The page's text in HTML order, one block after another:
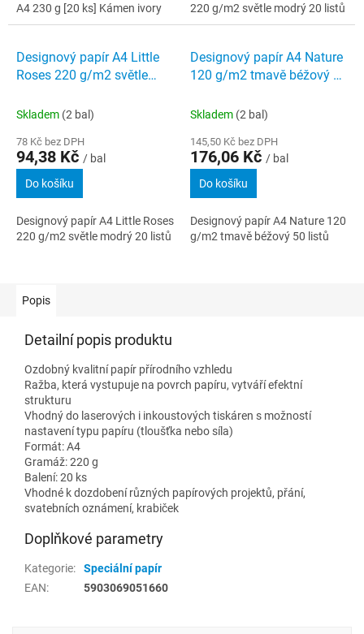
A4 230 g [20 ks] Kámen ivory
220 g/m2 světle modrý 20 listů
Designový papír A4 Little
Roses 220 g/m2 světle
Skladem (2 bal)
78 Kč bez DPH
94,38 Kč / bal
Do košíku
Designový papír A4 Little Roses
220 g/m2 světle modrý 20 listů
Designový papír A4 Nature
120 g/m2 tmavě béžový 50
Skladem (2 bal)
145,50 Kč bez DPH
176,06 Kč / bal
Do košíku
Designový papír A4 Nature 120
g/m2 tmavě béžový 50 listů
Popis
Detailní popis produktu
Ozdobný kvalitní papír přírodního vzhledu
Ražba, která vystupuje na povrch papíru, vytváří efektní
strukturu
Vhodný do laserových i inkoustových tiskáren s možností
nastavení typu papíru (tloušťka nebo síla)
Formát: A4
Gramáž: 220 g
Balení: 20 ks
Vhodné k dozdobení různých papírových projektů, přání,
svatebních oznámení, krabiček
Doplňkové parametry
Kategorie:
Speciální papír
EAN: 5903069051660